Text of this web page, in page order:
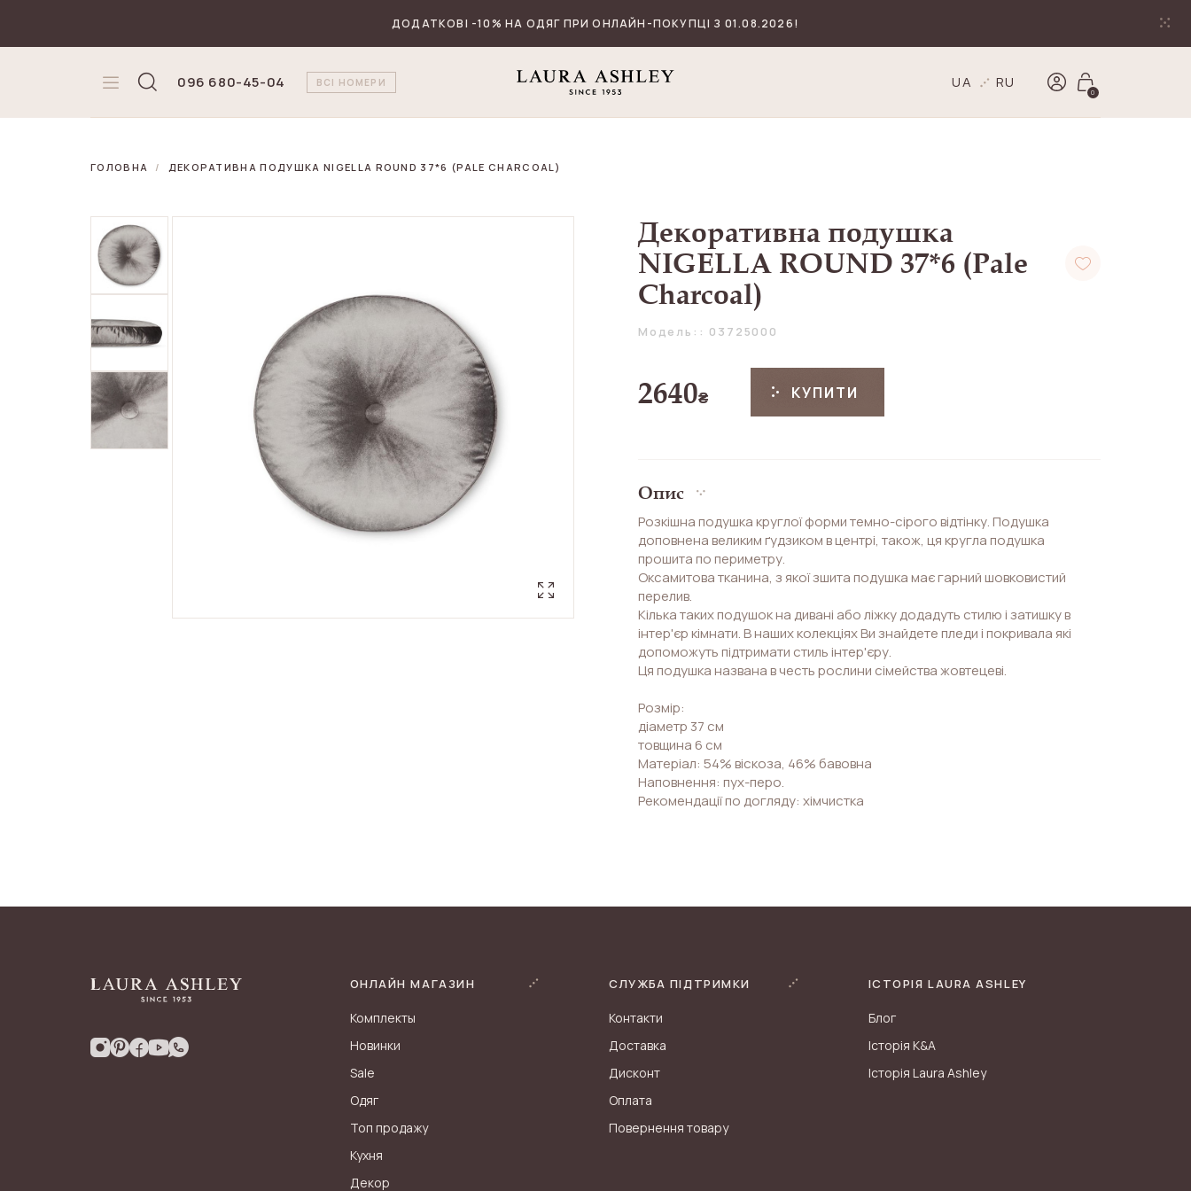
ДОДАТКОВІ -10% НА ОДЯГ ПРИ ОНЛАЙН-ПОКУПЦІ З 01.08.2026!
096 680-45-04 ВСІ НОМЕРИ UA RU
0
ГОЛОВНА ДЕКОРАТИВНА ПОДУШКА NIGELLA ROUND 37*6 (PALE CHARCOAL)
Декоративна подушка
NIGELLA ROUND 37*6 (Pale
Charcoal)
Модель:: 03725000
2640₴ КУПИТИ
Опис
Розкішна подушка круглої форми темно-сірого відтінку. Подушка
доповнена великим ґудзиком в центрі, також, ця кругла подушка
прошита по периметру.
Оксамитова тканина, з якої зшита подушка має гарний шовковистий
перелив.
Кілька таких подушок на дивані або ліжку додадуть стилю і затишку в
інтер'єр кімнати. В наших колекціях Ви знайдете пледи і покривала які
допоможуть підтримати стиль інтер'єру.
Ця подушка названа в честь рослини сімейства жовтецеві.
Розмір:
діаметр 37 см
товщина 6 см
Матеріал: 54% віскоза, 46% бавовна
Наповнення: пух-перо.
Рекомендації по догляду: хімчистка
ОНЛАЙН МАГАЗИН
Комплекты
Новинки
Sale
Одяг
Топ продажу
Кухня
Декор
СЛУЖБА ПІДТРИМКИ
Контакти
Доставка
Дисконт
Оплата
Повернення товару
ІСТОРІЯ LAURA ASHLEY
Блог
Історія K&A
Історія Laura Ashley